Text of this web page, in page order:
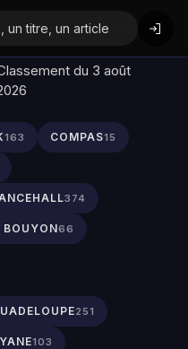
du 3 août
163 COMPAS15
374
BOUYON66
251
103